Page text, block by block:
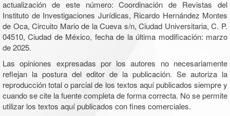
actualización de este número: Coordinación de Revistas del
Instituto de Investigaciones Jurídicas, Ricardo Hernández Montes
de Oca, Circuito Mario de la Cueva s/n, Ciudad Universitaria, C. P.
04510, Ciudad de México, fecha de la última modificación: marzo
de 2025.
Las opiniones expresadas por los autores no necesariamente
reflejan la postura del editor de la publicación. Se autoriza la
reproducción total o parcial de los textos aquí publicados siempre y
cuando se cite la fuente completa de forma correcta. No se permite
utilizar los textos aquí publicados con fines comerciales.